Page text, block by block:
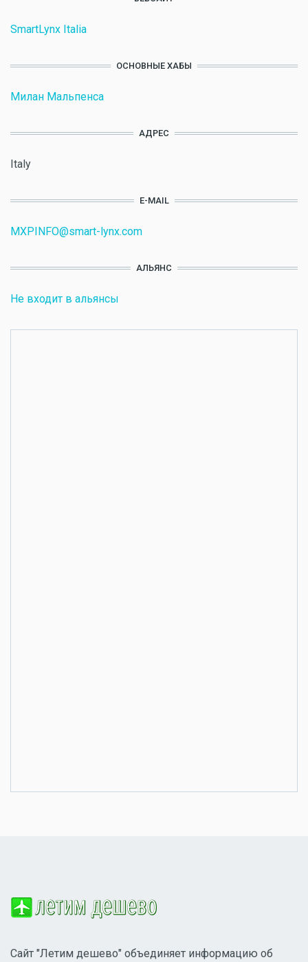
SmartLynx Italia
ОСНОВНЫЕ ХАБЫ
Милан Мальпенса
АДРЕС
Italy
E-MAIL
MXPINFO@smart-lynx.com
АЛЬЯНС
Не входит в альянсы
Сайт "Летим дешево" объединяет информацию об